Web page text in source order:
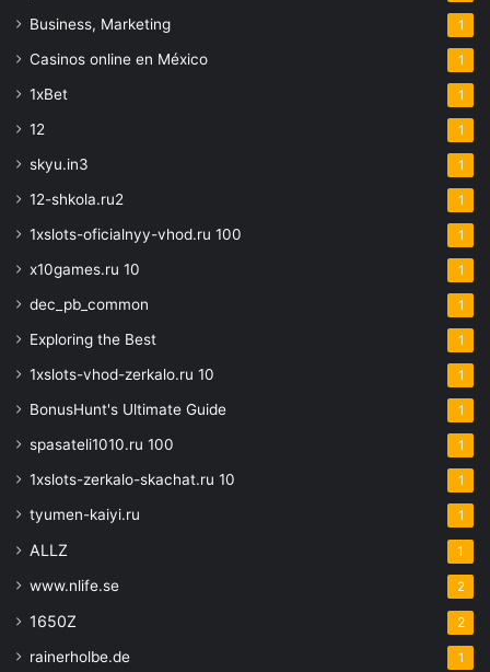
Business, Marketing 1
Casinos online en México 1
1xBet 1
12 1
skyu.in3 1
12-shkola.ru2 1
1xslots-oficialnyy-vhod.ru 100 1
x10games.ru 10 1
dec_pb_common 1
Exploring the Best 1
1xslots-vhod-zerkalo.ru 10 1
BonusHunt's Ultimate Guide 1
spasateli1010.ru 100 1
1xslots-zerkalo-skachat.ru 10 1
tyumen-kaiyi.ru 1
ALLZ 1
www.nlife.se 2
1650Z 2
rainerholbe.de 1